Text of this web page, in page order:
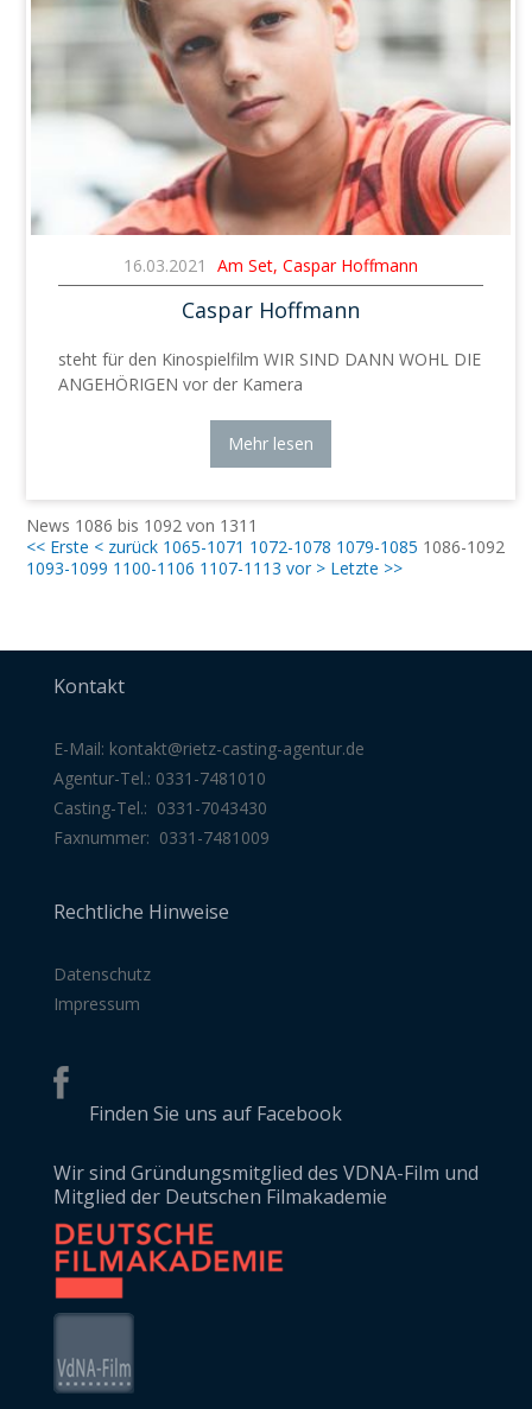
16.03.2021 Am Set, Caspar Hoffmann
Caspar Hoffmann
steht für den Kinospielfilm WIR SIND DANN WOHL DIE
ANGEHÖRIGEN vor der Kamera
Mehr lesen
News 1086 bis 1092 von 1311
<< Erste < zurück 1065-1071 1072-1078 1079-1085 1086-1092
1093-1099 1100-1106 1107-1113 vor > Letzte >>
Kontakt
E-Mail: kontakt@rietz-casting-agentur.de
Agentur-Tel.: 0331-7481010
Casting-Tel.: 0331-7043430
Faxnummer: 0331-7481009
Rechtliche Hinweise
Datenschutz
Impressum
Finden Sie uns auf Facebook
Wir sind Gründungsmitglied des VDNA-Film und
Mitglied der Deutschen Filmakademie